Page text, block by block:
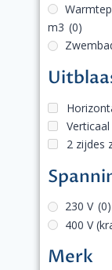
m3 (0)
Verticaal
2 zijdes
230 V (0)
400 V
Merk